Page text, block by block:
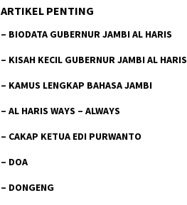
ARTIKEL PENTING
– BIODATA GUBERNUR JAMBI AL HARIS
– KISAH KECIL GUBERNUR JAMBI AL HARIS
– KAMUS LENGKAP BAHASA JAMBI
–AL HARIS WAYS – ALWAYS
– CAKAP KETUA EDI PURWANTO
– DOA
– DONGENG